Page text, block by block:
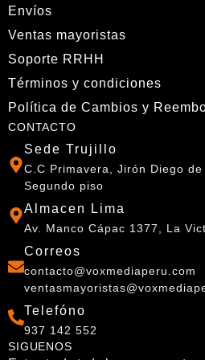
Envíos
Ventas mayoristas
Soporte RRHH
Términos y condiciones
Política de Cambios y
CONTACTO
Sede Trujillo
C.C Primavera, Jirón Diego de
Segundo piso
Almacen Lima
Av. Manco Cápac 1377, La
Correos
contacto@voxmediaperu.com
Telefóno
937 142 552
SIGUENOS